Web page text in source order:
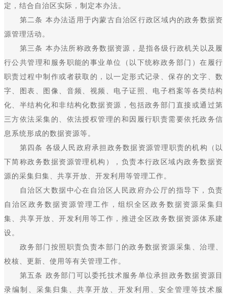
定，结合自治区实际，制定本办法。
第二条 本办法适用于内蒙古自治区行政区域内的政务数据资
源管理活动。
第三条 本办法所称政务数据资源，是指各级行政机关以及履
行公共管理和服务职能的事业单位（以下统称政务部门）在履行
职责过程中制作或者获取的，以一定形式记录、保存的文字、数
字、图表、图像、音频、视频、电子证照、电子档案等各类结构
化、半结构化和非结构化数据资源，包括政务部门直接或通过第
三方依法采集的、依法授权管理的和因履行职责需要依托政务信
息系统形成的数据资源等。
第四条 各级人民政府承担政务数据资源管理职责的机构（以
下简称政务数据资源管理机构），负责本行政区域内政务数据资
源的采集归集、共享开放、开发利用等管理工作。
自治区大数据中心在自治区人民政府办公厅的指导下，负责
自治区政务数据资源管理工作，组织全区政务数据资源采集归
集、共享开放、开发利用等工作，推进全区政务数据资源体系建
设。
政务部门按照职责负责本部门的政务数据资源采集、治理、
校核、更新、使用等有关管理工作。
第五条 政务部门可以委托技术服务单位承担政务数据资源目
录编制、采集归集、共享开放、开发利用、安全管理等技术服